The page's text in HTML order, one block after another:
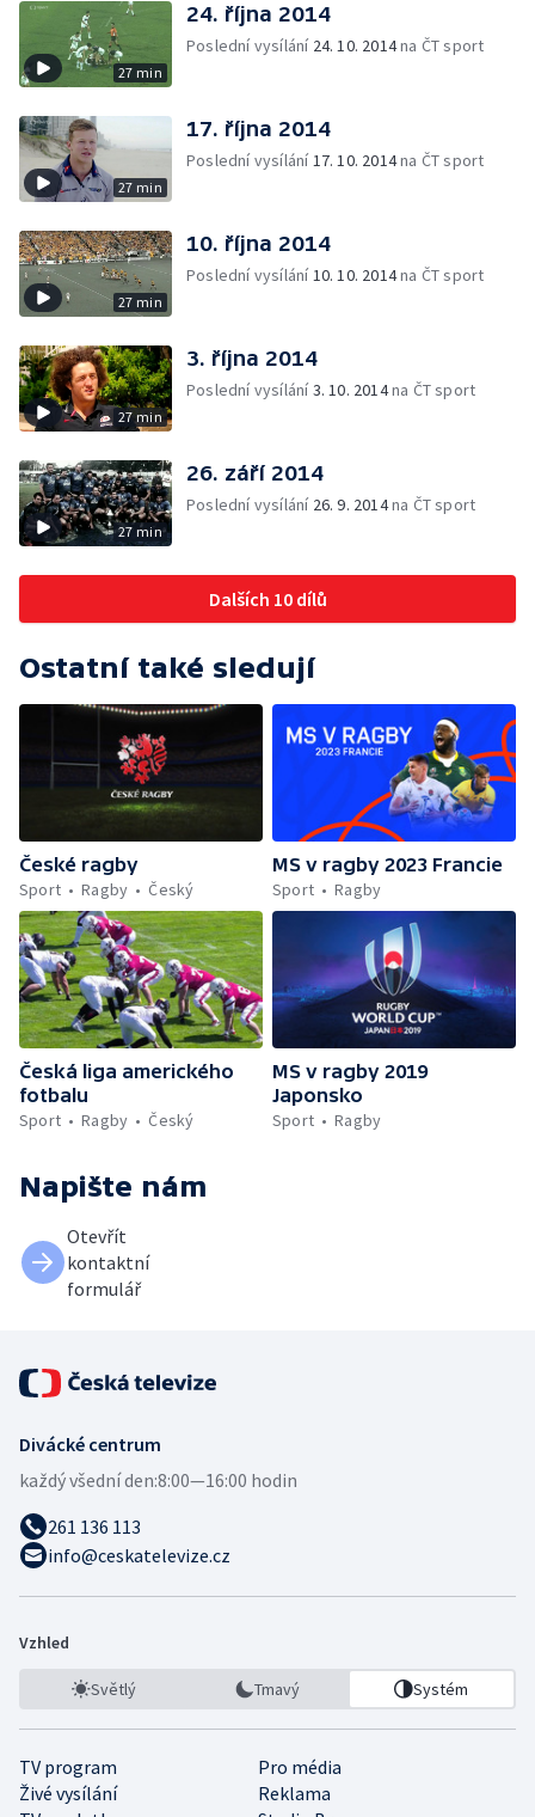
27 min
24. října 2014
Poslední vysílání 24. 10. 2014na ČT sport
27 min
17. října 2014
Poslední vysílání17. 10. 2014na ČT sport
27 min
10. října 2014
Poslední vysílání10. 10. 2014na ČT sport
27 min
3. října 2014
Poslední vysílání3. 10. 2014na ČT sport
27 min
26. září 2014
Poslední vysílání 26. 9. 2014na ČT sport
Dalších 10 dílů
Ostatní také sledují
České ragby
Sport
Ragby Český
MS v ragby 2023 Francie
Sport
Ragby
Česká liga amerického
fotbalu
Sport
Ragby Český
MS v ragby 2019
Japonsko
Sport
Ragby
Napište nám
Otevřít
kontaktní
formulář
Divácké centrum
každý všední den:8:00—16:00 hodin
261 136 113
info@ceskatelevize.cz
Vzhled
Světlý Tmavý Systém
TV program
Pro média
Živé vysílání
Reklama